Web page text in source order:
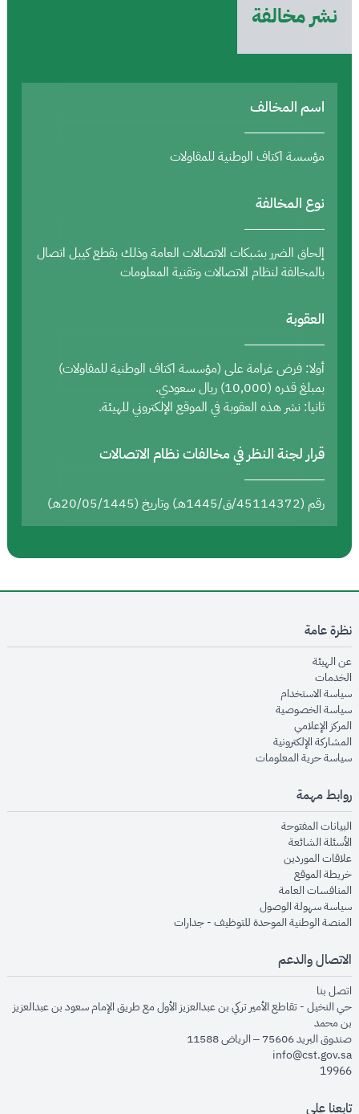
نشر مخالفة
اسم المخالف
مؤسسة اكتاف الوطنية للمقاولات
نوع المخالفة
إلحاق الضرر بشبكات الاتصالات العامة وذلك بقطع كيبل اتصال
بالمخالفة لنظام الاتصالات وتقنية المعلومات
العقوبة
أولا: فرض غرامة على (مؤسسة اكتاف الوطنية للمقاولات)
بمبلغ قدره (10,000) ريال سعودي.
ثانيا: نشر هذه العقوبة في الموقع الإلكتروني للهيئة.
قرار لجنة النظر في مخالفات نظام الاتصالات
رقم (45114372/ق/1445هـ) وتاريخ (20/05/1445هـ)
نظرة عامة
عن الهيئةopens in new window
الخدماتopens in new window
سياسة الاستخدام
سياسة الخصوصيةopens in new window
المركز الإعلاميopens in new window
المشاركة الإلكترونيةopens in new window
سياسة حرية المعلوماتopens in new window
روابط مهمة
البيانات المفتوحةopens in new window
الأسئلة الشائعةopens in new window
علاقات الموردينopens in new window
خريطة الموقعopens in new window
المنافسات العامةopens in new window
سياسة سهولة الوصولopens in new window
المنصة الوطنية الموحدة للتوظيف - جداراتopens in new window
الاتصال والدعم
اتصل بنا
حي النخيل - تقاطع الأمير تركي بن عبدالعزيز الأول مع طريق الإمام سعود بن عبدالعزيز
بن محمد
صندوق البريد 75606 – الرياض 11588
info@cst.gov.sa
19966
تابعنا على